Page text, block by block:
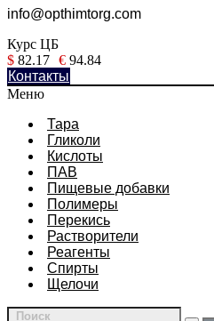
info@opthimtorg.com
Курс ЦБ
$ 82.17 € 94.84
Контакты
Меню
Тара
Гликоли
Кислоты
ПАВ
Пищевые добавки
Полимеры
Перекись
Растворители
Реагенты
Спирты
Щелочи